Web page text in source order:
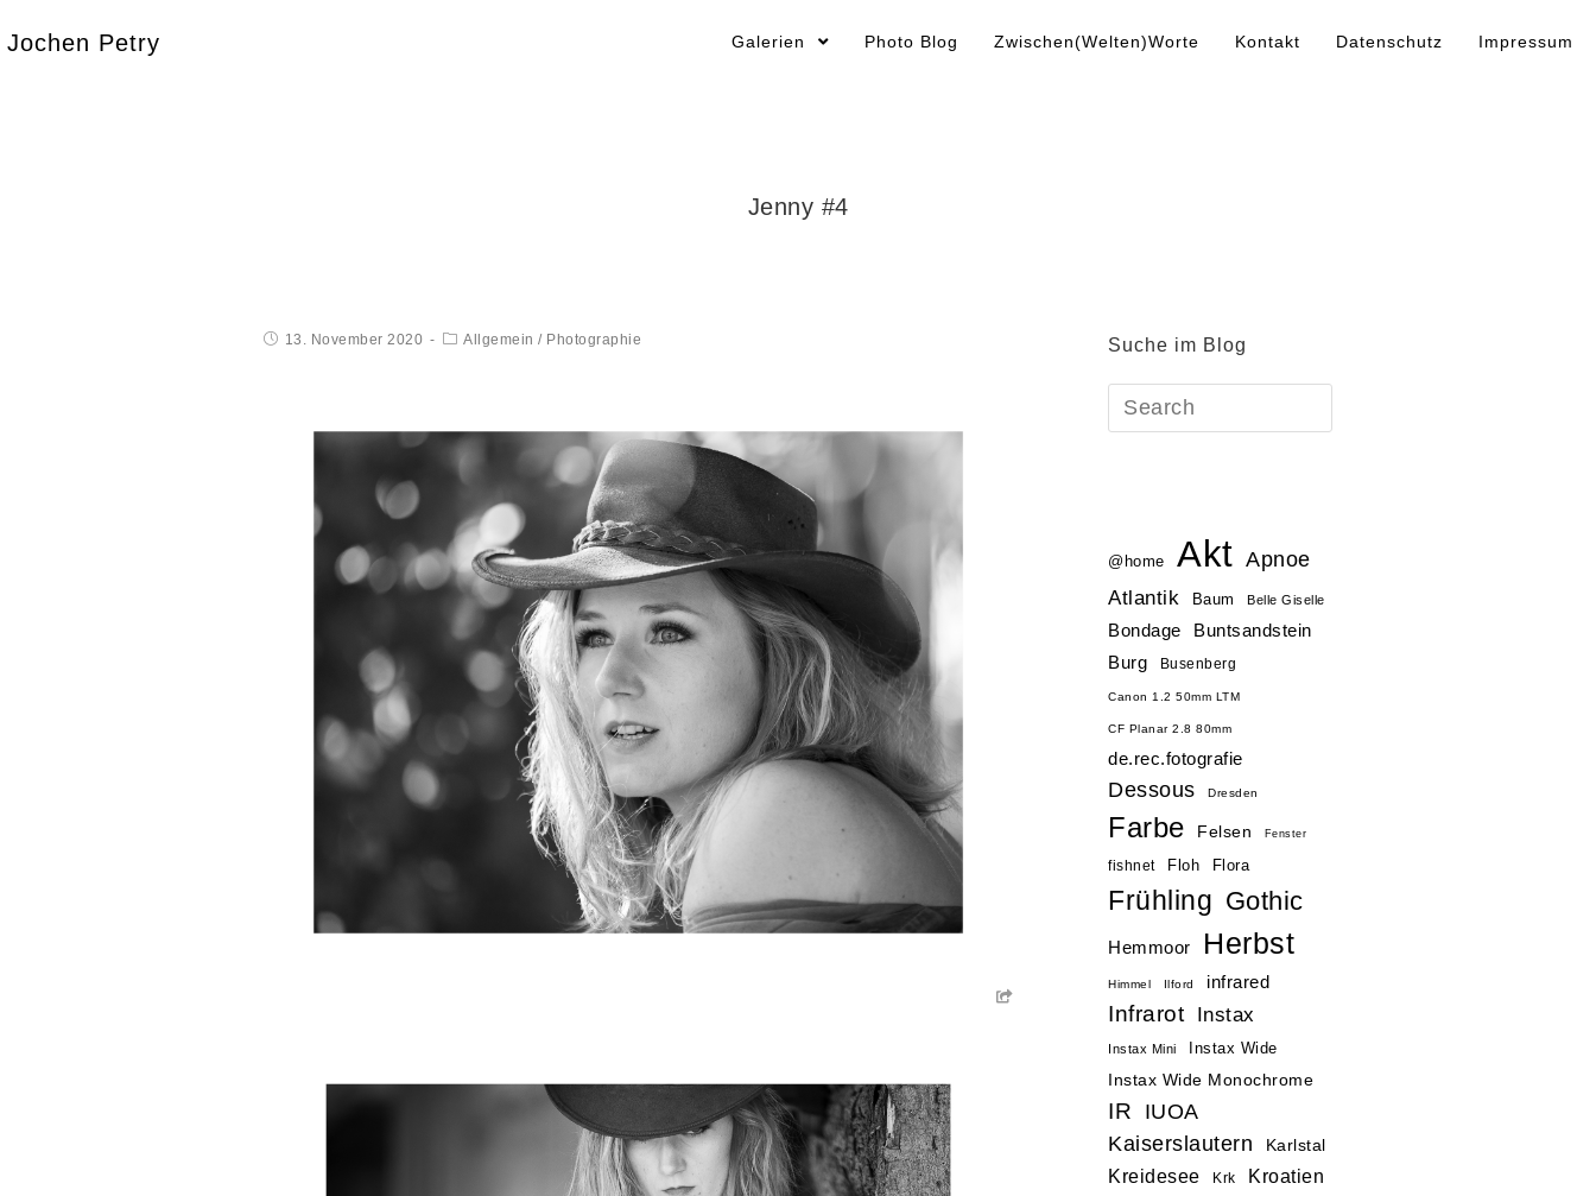
Jochen Petry Galerien Photo Blog Zwischen(Welten)Worte Kontakt Datenschutz Impressum
Jenny #4
13. November 2020 Allgemein / Photographie Suche im Blog
@home Akt Apnoe
Atlantik Baum Belle Giselle
Bondage Buntsandstein
Burg Busenberg
Canon 1.2 50mm LTM
CF Planar 2.8 80mm
de.rec.fotografie
Dessous Dresden
Farbe Felsen Fenster
fishnet Floh Flora
Frühling Gothic
Hemmoor Herbst
Himmel Ilford infrared
Infrarot Instax
Instax Mini
Instax Wide
Instax Wide Monochrome
IR
IUOA
Kaiserslautern
Karlstal
Kreidesee Krk Kroatien